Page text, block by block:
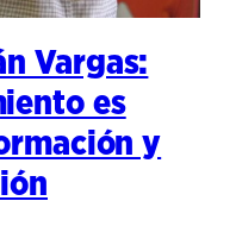
Vargas:
es
y